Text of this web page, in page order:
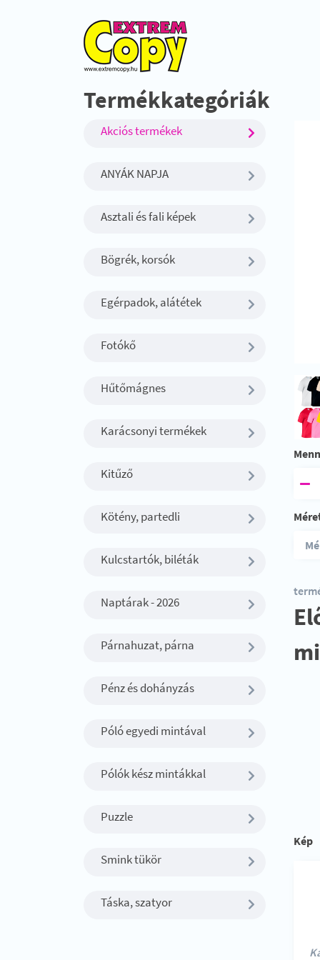
Termékkategóriák
Akciós termékek
ANYÁK NAPJA
Asztali és fali képek
Bögrék, korsók
Egérpadok, alátétek
Fotókő
Hűtőmágnes
Karácsonyi termékek
Kitűző
Kötény, partedli
Kulcstartók, biléták
Naptárak - 2026
Párnahuzat, párna
Pénz és dohányzás
Póló egyedi mintával
Pólók kész mintákkal
Puzzle
Smink tükör
Táska, szatyor
Kép